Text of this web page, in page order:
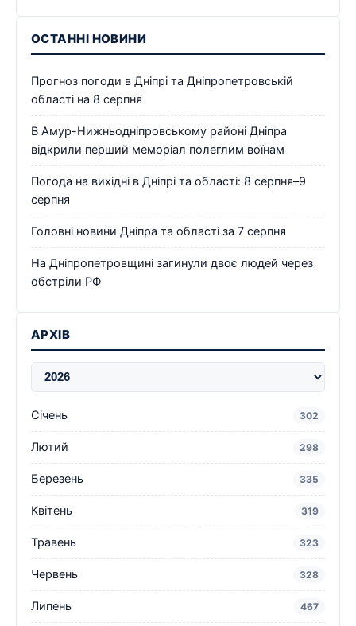
ОСТАННІ НОВИНИ
Прогноз погоди в Дніпрі та Дніпропетровській
області на 8 серпня
В Амур-Нижньодніпровському районі Дніпра
відкрили перший меморіал полеглим воїнам
Погода на вихідні в Дніпрі та області: 8 серпня–9
серпня
Головні новини Дніпра та області за 7 серпня
На Дніпропетровщині загинули двоє людей через
обстріли РФ
АРХІВ
Січень 302
Лютий 298
Березень 335
Квітень 319
Травень 323
Червень 328
Липень 467